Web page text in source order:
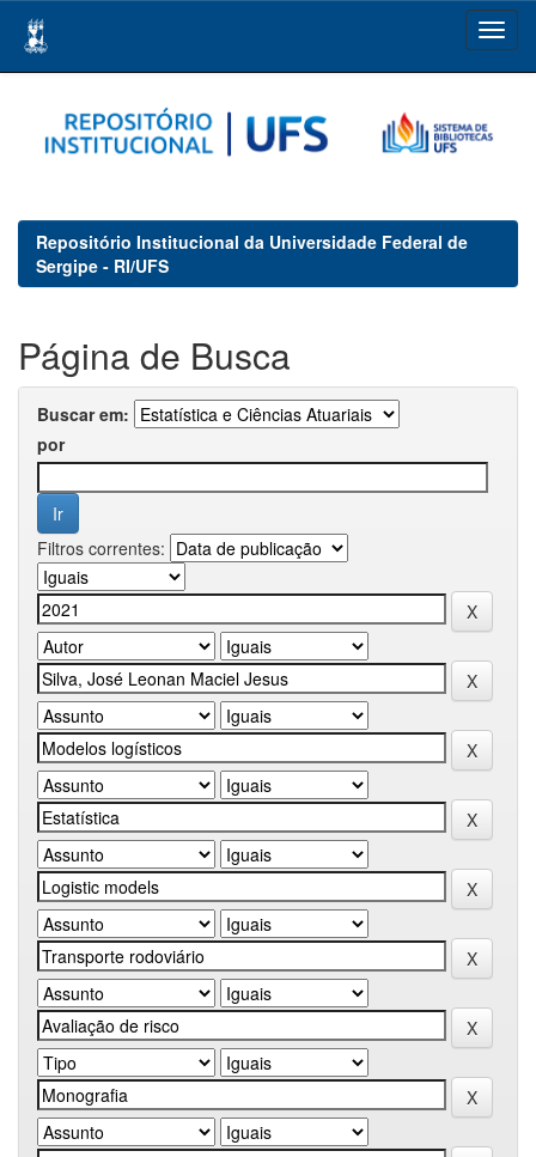
navigation
Repositório Institucional da Universidade Federal de
Sergipe - RI/UFS
Página de Busca
Buscar em:
por
Filtros correntes: